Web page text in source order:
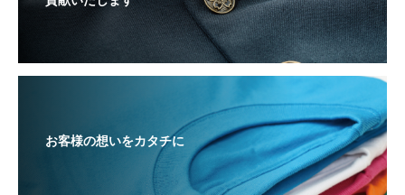
お客様の想いをカタチに